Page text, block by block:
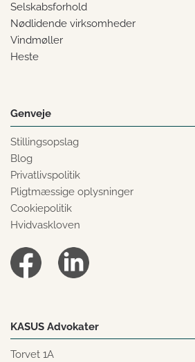
Selskabsforhold
Nødlidende virksomheder
Vindmøller
Heste
Genveje
Stillingsopslag
Blog
Privatlivspolitik
Pligtmæssige oplysninger
Cookiepolitik
Hvidvaskloven
KASUS Advokater
Torvet 1A